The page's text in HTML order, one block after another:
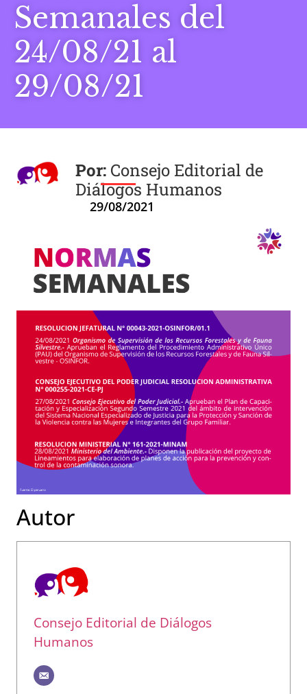
Semanales del
24/08/21 al
29/08/21
Consejo Editorial de
Diálogos Humanos
Autor
Consejo Editorial de Diálogos
Humanos
29/08/2021